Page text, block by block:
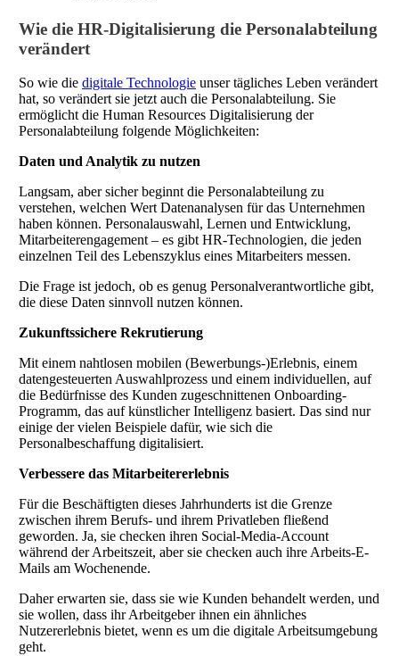
Wie die HR-Digitalisierung die Personalabteilung
verändert
So wie die digitale Technologie unser tägliches Leben verändert
hat, so verändert sie jetzt auch die Personalabteilung. Sie
ermöglicht die Human Resources Digitalisierung der
Personalabteilung folgende Möglichkeiten:
Daten und Analytik zu nutzen
Langsam, aber sicher beginnt die Personalabteilung zu
verstehen, welchen Wert Datenanalysen für das Unternehmen
haben können. Personalauswahl, Lernen und Entwicklung,
Mitarbeiterengagement – es gibt HR-Technologien, die jeden
einzelnen Teil des Lebenszyklus eines Mitarbeiters messen.
Die Frage ist jedoch, ob es genug Personalverantwortliche gibt,
die diese Daten sinnvoll nutzen können.
Zukunftssichere Rekrutierung
Mit einem nahtlosen mobilen (Bewerbungs-)Erlebnis, einem
datengesteuerten Auswahlprozess und einem individuellen, auf
die Bedürfnisse des Kunden zugeschnittenen Onboarding-
Programm, das auf künstlicher Intelligenz basiert. Das sind nur
einige der vielen Beispiele dafür, wie sich die
Personalbeschaffung digitalisiert.
Verbessere das Mitarbeitererlebnis
Für die Beschäftigten dieses Jahrhunderts ist die Grenze
zwischen ihrem Berufs- und ihrem Privatleben fließend
geworden. Ja, sie checken ihren Social-Media-Account
während der Arbeitszeit, aber sie checken auch ihre Arbeits-E-
Mails am Wochenende.
Daher erwarten sie, dass sie wie Kunden behandelt werden, und
sie wollen, dass ihr Arbeitgeber ihnen ein ähnliches
Nutzererlebnis bietet, wenn es um die digitale Arbeitsumgebung
geht.